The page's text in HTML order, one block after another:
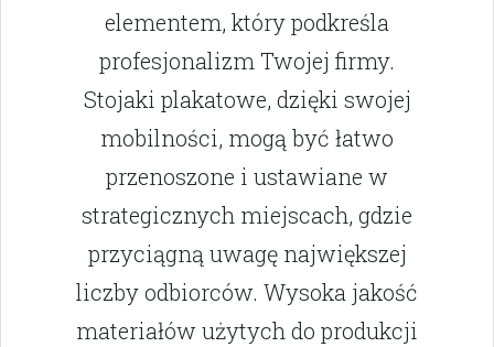
elementem, który podkreśla
profesjonalizm Twojej firmy.
Stojaki plakatowe, dzięki swojej
mobilności, mogą być łatwo
przenoszone i ustawiane w
strategicznych miejscach, gdzie
przyciągną uwagę największej
liczby odbiorców. Wysoka jakość
materiałów użytych do produkcji